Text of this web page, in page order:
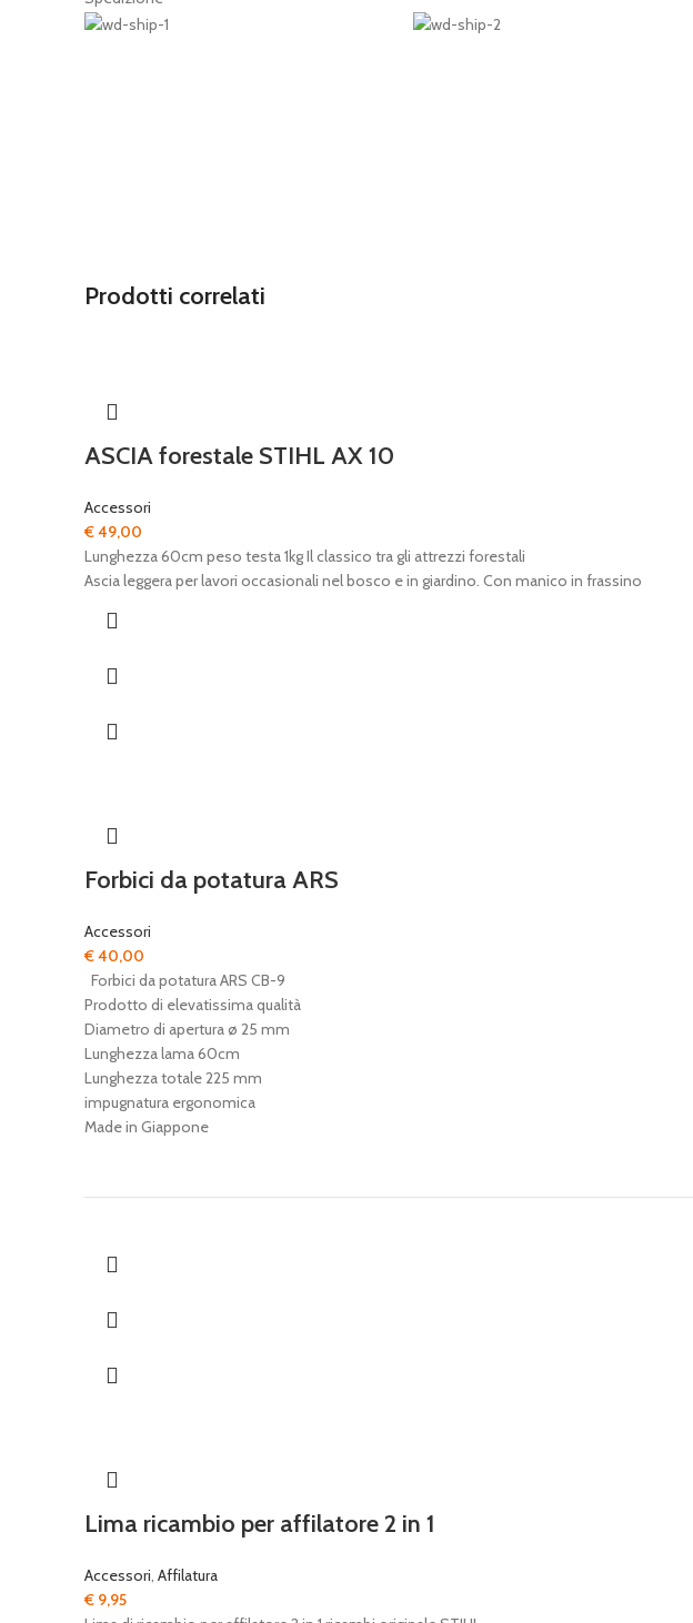
Prodotti correlati
ASCIA forestale STIHL AX 10
Accessori
€49,00
Lunghezza 60cm peso testa 1kg Il classico tra gli attrezzi forestali
Ascia leggera per lavori occasionali nel bosco e in giardino. Con manico in frassino
Forbici da potatura ARS
Accessori
€40,00
Forbici da potatura ARS CB-9
Prodotto di elevatissima qualità
Diametro di apertura ø 25 mm
Lunghezza lama 60cm
Lunghezza totale 225 mm
impugnatura ergonomica
Made in Giappone
Lima ricambio per affilatore 2 in 1
Accessori, Affilatura
€ 9,95